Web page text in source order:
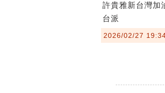
許貴雅新台灣
台派
2026/02/27